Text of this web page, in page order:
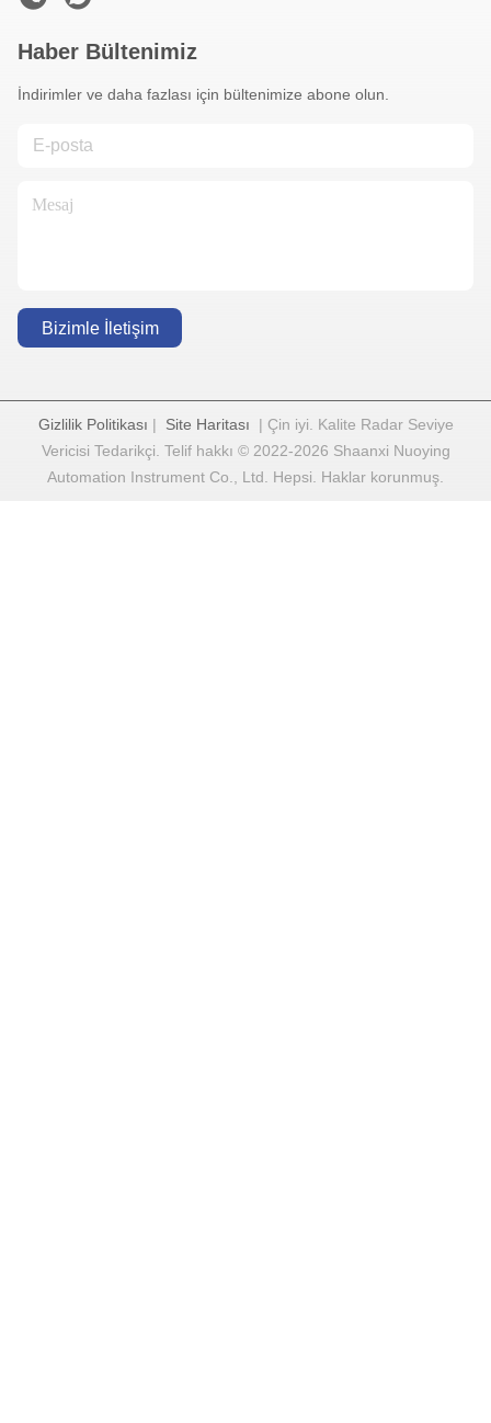
Haber Bültenimiz
İndirimler ve daha fazlası için bültenimize abone olun.
Bizimle İletişim
Gizlilik Politikası | Site Haritası | Çin iyi. Kalite Radar Seviye
Vericisi Tedarikçi. Telif hakkı © 2022-2026 Shaanxi Nuoying
Automation Instrument Co., Ltd. Hepsi. Haklar korunmuş.